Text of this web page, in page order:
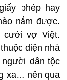
phép hay
nắm được.
cưới vợ Việt.
diện nhà
người dân tộc
xa… nên qua